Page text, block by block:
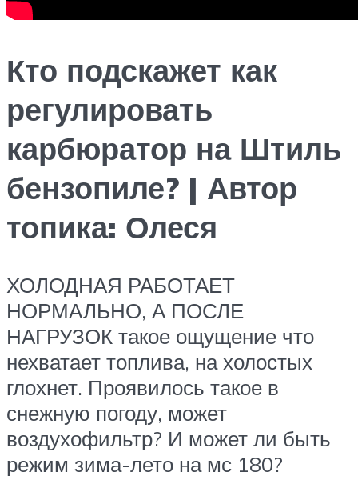
Кто подскажет как
регулировать
карбюратор на Штиль
бензопиле? | Автор
топика: Олеся
ХОЛОДНАЯ РАБОТАЕТ
НОРМАЛЬНО, А ПОСЛЕ
НАГРУЗОК такое ощущение что
нехватает топлива, на холостых
глохнет. Проявилось такое в
снежную погоду, может
воздухофильтр? И может ли быть
режим зима-лето на мс 180?